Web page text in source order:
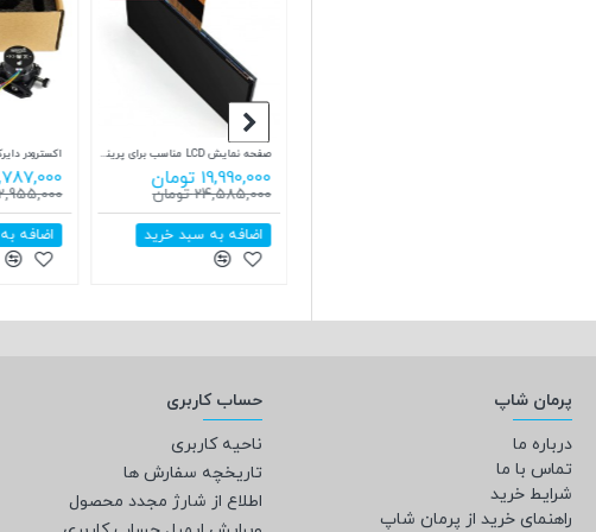
صفحه نمایش مناسب ELEGOO Saturn 4 و ELEGOO Saturn 4 Ultra
24,750,000 تومان
29,785,000 تومان
اضافه به سبد خرید
19,990,000 تومان
22,848,000 تومان
اضافه به سبد خرید
پرمان شاپ
درباره ما
تماس با ما
شرایط خرید
راهنمای خرید از پرمان شاپ
حساب کاربری
ناحیه کاربری
تاریخچه سفارش ها
اطلاع از شارژ مجدد محصول